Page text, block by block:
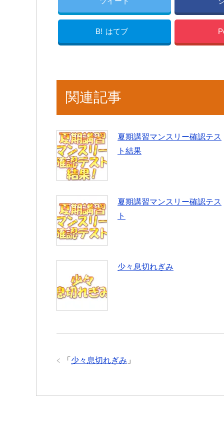
B! はてブ
関連記事
夏期講習マンスリー確認テス
ト結果
夏期講習マンスリー確認テス
ト
少々息切れぎみ
「 少々息切れぎみ 」